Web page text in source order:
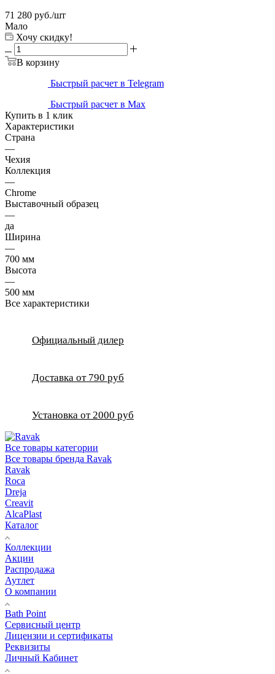
71 280 руб./шт
Мало
Хочу скидку!
В корзину
Быстрый расчет в Telegram
Быстрый расчет в Max
Купить в 1 клик
Характеристики
Страна
—
Чехия
Коллекция
—
Chrome
Выставочный образец
—
да
Ширина
—
700 мм
Высота
—
500 мм
Все характеристики
Официальный дилер
Доставка от 790 руб
Установка от 2000 руб
Все товары категории
Все товары бренда Ravak
Ravak
Roca
Dreja
Creavit
AlcaPlast
Каталог
Коллекции
Акции
Распродажа
Аутлет
О компании
Bath Point
Сервисный центр
Лицензии и сертификаты
Реквизиты
Личный Кабинет